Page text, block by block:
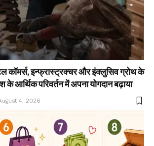
कॉमर्स, इन्फ्रास्ट्रक्चर और इंक्लुसिव ग्रोथ के
के आर्थिक परिवर्तन में अपना योगदान बढ़ाया
4, 2026